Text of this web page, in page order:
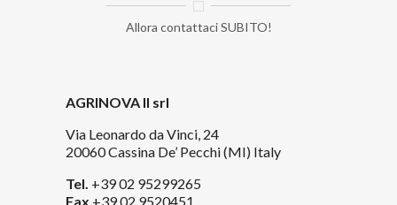
Allora contattaci SUBITO!
AGRINOVA II srl
Via Leonardo da Vinci, 24
20060 Cassina De’ Pecchi (MI) Italy
Tel. +39 02 95299265
Fax +39 02 9520451